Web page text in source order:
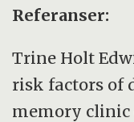
Referanser:
Trine Holt
risk factors of
memory clinic